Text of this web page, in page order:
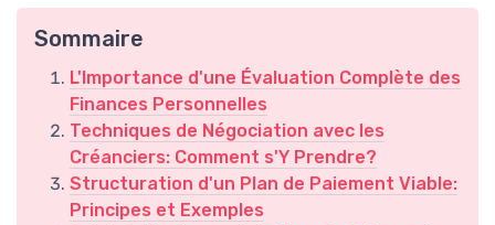
Sommaire
L'Importance d'une Évaluation Complète des
Finances Personnelles
Techniques de Négociation avec les
Créanciers: Comment s'Y Prendre?
Structuration d'un Plan de Paiement Viable:
Principes et Exemples